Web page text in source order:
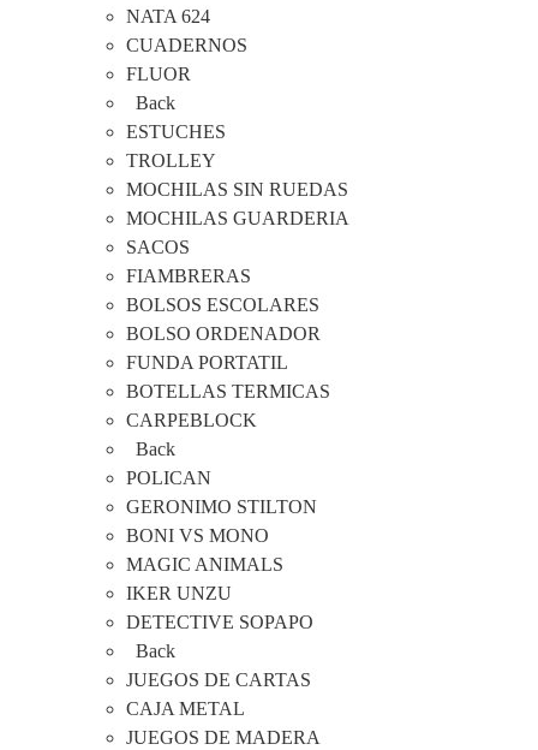
NATA 624
CUADERNOS
FLUOR
Back
ESTUCHES
TROLLEY
MOCHILAS SIN RUEDAS
MOCHILAS GUARDERIA
SACOS
FIAMBRERAS
BOLSOS ESCOLARES
BOLSO ORDENADOR
FUNDA PORTATIL
BOTELLAS TERMICAS
CARPEBLOCK
Back
POLICAN
GERONIMO STILTON
BONI VS MONO
MAGIC ANIMALS
IKER UNZU
DETECTIVE SOPAPO
Back
JUEGOS DE CARTAS
CAJA METAL
JUEGOS DE MADERA